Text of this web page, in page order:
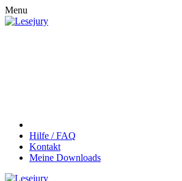
Menu
Hilfe / FAQ
Kontakt
Meine Downloads